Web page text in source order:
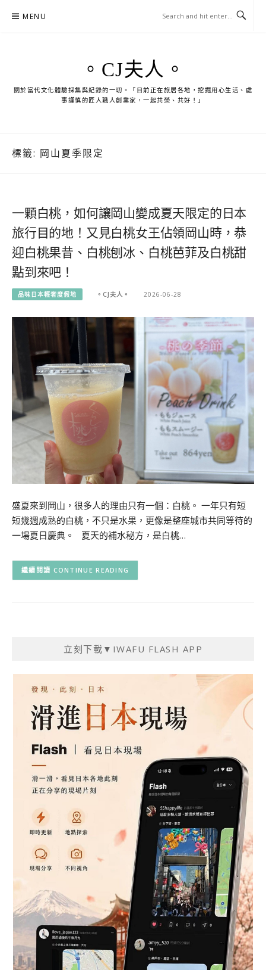
MENU
。CJ夫人。
關於當代文化體驗採集與紀錄的一切。「目前正在旅居各地，挖掘用心生活、處
事謹慎的匠人職人創業家，一起共榮、共好！」
標籤: 岡山夏季限定
一顆白桃，如何讓岡山變成夏天限定的日本
旅行目的地！又見白桃女王佔領岡山時，恭
迎白桃果昔、白桃刨冰、白桃芭菲及白桃甜
點到來吧！
品味日本輕奢度假地 。CJ夫人。 2026-06-28
盛夏來到岡山，很多人的理由只有一個：白桃。 一年只有短
短幾週成熟的白桃，不只是水果，更像是整座城市共同等待的
一場夏日慶典。 夏天的補水秘方，是白桃…
CONTINUE READING
立刻下載▼IWAFU FLASH APP